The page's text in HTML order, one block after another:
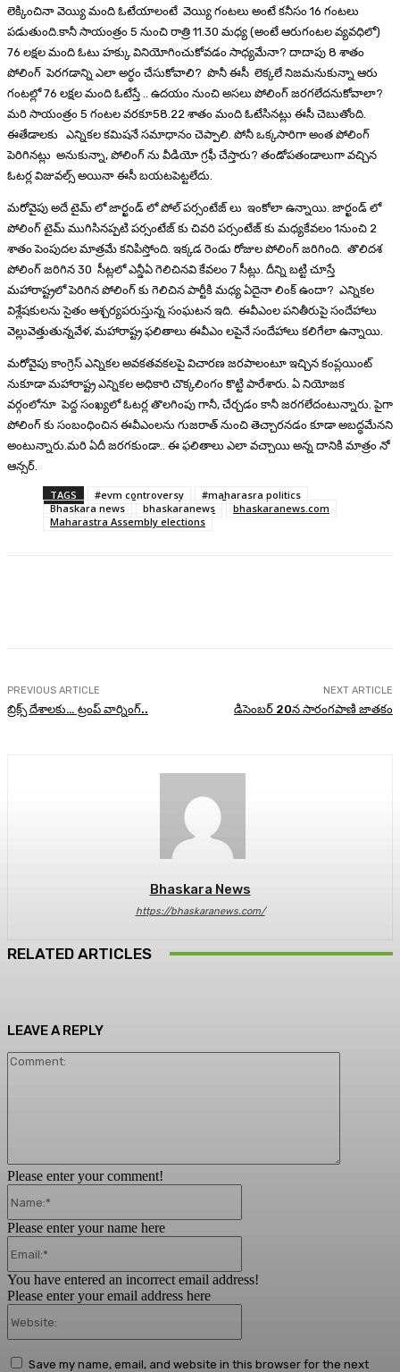
లెక్కించినా వెయ్యి మంది ఓటేయాలంటే వెయ్యి గంటలు అంటే కనీసం 16 గంటలు
పడుతుంది.కానీ సాయంత్రం 5 నుంచి రాత్రి 11.30 మధ్య (అంటే ఆరుగంటల వ్యవధిలో)
76 లక్షల మంది ఓటు హక్కు వినియోగించుకోవడం సాధ్యమేనా? దాదాపు 8 శాతం
పోలింగ్ పెరగడాన్ని ఎలా అర్ధం చేసుకోవాలి? పొనీ ఈసీ లెక్కలే నిజమనుకున్నా ఆరు
గంటల్లో 76 లక్షల మంది ఓటేస్తే .. ఉదయం నుంచి అసలు పోలింగ్ జరగలేదనుకోవాలా?
మరి సాయంత్రం 5 గంటల వరకూ58.22 శాతం మంది ఓటేసినట్లు ఈసీ చెబుతోంది.
ఈతేడాలకు ఎన్నికల కమిషనే సమాధానం చెప్పాలి. పోనీ ఒక్కసారిగా అంత పోలింగ్
పెరిగినట్లు అనుకున్నా, పోలింగ్ ను వీడియో గ్రఫీ చేస్తారు? తండోపతండాలుగా వచ్చిన
ఓటర్ల విజువల్స్ అయినా ఈసీ బయటపెట్టలేదు.
మరోవైపు అదే టైమ్ లో జార్ఖండ్ లో పోల్ పర్సంటేజ్ లు ఇంకోలా ఉన్నాయి. జార్ఖండ్ లో
పోలింగ్ టైమ్ ముగిసినప్పటి పర్సంటేజ్ కు చివరి పర్సంటేజ్ కు మధ్యకేవలం 1నుంచి 2
శాతం పెంపుదల మాత్రమే కనిపిస్తోంది. ఇక్కడ రెండు రోజుల పోలింగ్ జరిగింది. తొలిదశ
పోలింగ్ జరిగిన 30 సీట్లలో ఎన్డీఏ గెలిచినవి కేవలం 7 సీట్లు. దీన్ని బట్టి చూస్తే
మహారాష్ట్రలో పెరిగిన పోలింగ్ కు గెలిచిన పార్టీకి మధ్య ఏదైనా లింక్ ఉందా? ఎన్నికల
విశ్లేషకులను సైతం ఆశ్చర్యపరుస్తున్న సంఘటన ఇది. ఈవీఎంల పనితీరుపై సందేహాలు
వెల్లువెత్తుతున్నవేళ, మహారాష్ట్ర ఫలితాలు ఈవీఎం లపైనే సందేహాలు కలిగేలా ఉన్నాయి.
మరోవైపు కాంగ్రెస్ ఎన్నికల అవకతవకలపై విచారణ జరపాలంటూ ఇచ్చిన కంప్లయింట్
నుకూడా మహారాష్ట్ర ఎన్నికల అధికారి చొక్కలింగం కొట్టి పారేశారు. ఏ నియోజక
వర్గంలోనూ పెద్ద సంఖ్యలో ఓటర్ల తొలగింపు గానీ, చేర్చడం కానీ జరగలేదంటున్నారు. పైగా
పోలింగ్ కు సంబంధించిన ఈవీఎంలను గుజరాత్ నుంచి తెచ్చారనడం కూడా అబద్ధమేనని
అంటున్నారు.మరి ఏదీ జరగకుండా.. ఈ ఫలితాలు ఎలా వచ్చాయి అన్న దానికి మాత్రం నో
ఆన్సర్.
TAGS #evm controversy
#maharasra politics
Bhaskara news
bhaskaranews
bhaskaranews.com
Maharastra Assembly elections
PREVIOUS ARTICLE
బ్రిక్స్ దేశాలకు… ట్రంప్ వార్నింగ్..
NEXT ARTICLE
డిసెంబర్ 20న సారంగపాణి జాతకం
Bhaskara News
https://bhaskaranews.com/
RELATED ARTICLES
LEAVE A REPLY
Please enter your comment!
Please enter your name here
You have entered an incorrect email address!
Please enter your email address here
Save my name, email, and website in this browser for the next